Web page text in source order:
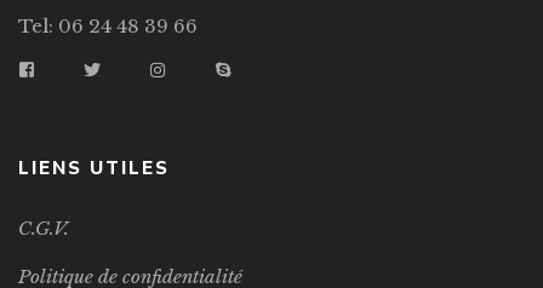
Tel: 06 24 48 39 66
LIENS UTILES
C.G.V.
Politique de confidentialité